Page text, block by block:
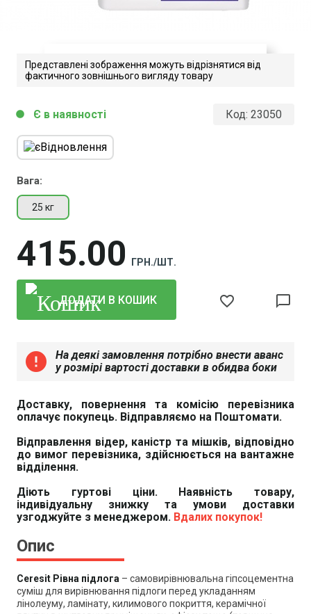
tehnichniy-opis-Ceresit-rivna-
Завантажити файл у pdf-форматі
Розмір файлу 285 Kb
Представлені зображення можуть відрізнятися від
фактичного зовнішнього вигляду товару
Код: 23050
Вага:
25 кг
415 00 ГРН./ШТ.
circle Є в наявності
ДОДАТИ В КОШИК favorite_border chat_bubble_outline
error
На деякі замовлення потрібно внести аванс
у розмірі вартості доставки в обидва боки
Доставку, повернення та комісію перевізника
оплачує покупець. Відправляємо на Поштомати.
Відправлення відер, каністр та мішків, відповідно
до вимог перевізника, здійснюється на вантажне
відділення.
Діють гуртові ціни. Наявність товару,
індивідуальну знижку та умови доставки
узгоджуйте з менеджером. Вдалих покупок!
Опис
Ceresit Рівна підлога – самовирівнювальна гіпсоцементна
суміш для вирівнювання підлоги перед укладанням
лінолеуму, ламінату, килимового покриття, керамічної